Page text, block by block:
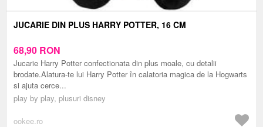
JUCARIE DIN PLUS HARRY POTTER, 16 CM
68,90 RON
Jucarie Harry Potter confectionata din plus moale, cu detalii
brodate.Alatura-te lui Harry Potter în calatoria magica de la Hogwarts
si ajuta cerce...
play by play, plusuri disney
ookee.ro